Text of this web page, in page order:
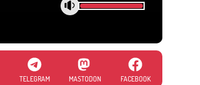
TELEGRAM MASTODON FACEBOOK